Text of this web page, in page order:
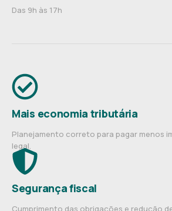
Das 9h às 17h
Mais economia tributária
Planejamento correto para pagar menos
legal.
Segurança fiscal
Cumprimento das obrigações e redução